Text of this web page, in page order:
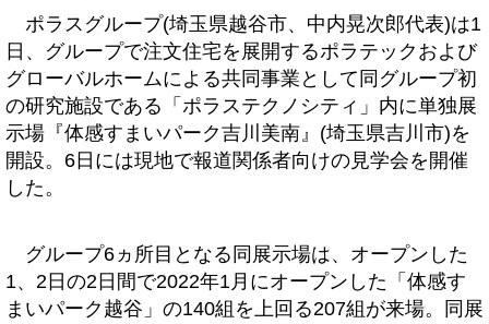
ポラスグループ(埼玉県越谷市、中内晃次郎代表)は1
日、グループで注文住宅を展開するポラテックおよび
グローバルホームによる共同事業として同グループ初
の研究施設である「ポラステクノシティ」内に単独展
示場『体感すまいパーク吉川美南』(埼玉県吉川市)を
開設。6日には現地で報道関係者向けの見学会を開催
した。
グループ6ヵ所目となる同展示場は、オープンした
1、2日の2日間で2022年1月にオープンした「体感す
まいパーク越谷」の140組を上回る207組が来場。同展